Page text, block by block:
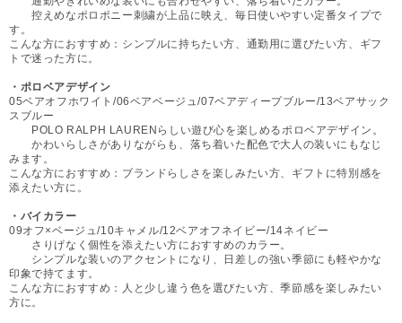
控えめなポロポニー刺繍が上品に映え、毎日使いやすい定番タイプで
す。
こんな方におすすめ：シンプルに持ちたい方、通勤用に選びたい方、ギフ
トで迷った方に。
・ポロベアデザイン
05ベアオフホワイト/06ベアベージュ/07ベアディープブルー/13ベアサック
スブルー
POLO RALPH LAURENらしい遊び心を楽しめるポロベアデザイン。
かわいらしさがありながらも、落ち着いた配色で大人の装いにもなじ
みます。
こんな方におすすめ：ブランドらしさを楽しみたい方、ギフトに特別感を
添えたい方に。
・バイカラー
09オフ×ベージュ/10キャメル/12ベアオフネイビー/14ネイビー
さりげなく個性を添えたい方におすすめのカラー。
シンプルな装いのアクセントになり、日差しの強い季節にも軽やかな
印象で持てます。
こんな方におすすめ：人と少し違う色を選びたい方、季節感を楽しみたい
方に。